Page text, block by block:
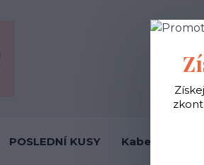
POSLEDNÍ KUSY Kabelky